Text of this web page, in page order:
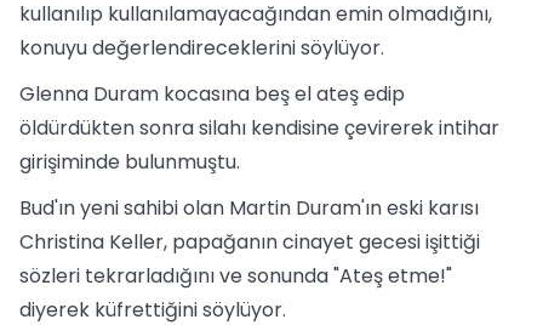
kullanılıp kullanılamayacağından emin olmadığını,
konuyu değerlendireceklerini söylüyor.
Glenna Duram kocasına beş el ateş edip
öldürdükten sonra silahı kendisine çevirerek intihar
girişiminde bulunmuştu.
Bud'ın yeni sahibi olan Martin Duram'ın eski karısı
Christina Keller, papağanın cinayet gecesi işittiği
sözleri tekrarladığını ve sonunda "Ateş etme!"
diyerek küfrettiğini söylüyor.